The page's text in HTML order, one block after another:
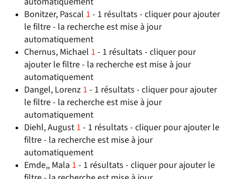
Bonitzer, Pascal 1 - 1 résultats - cliquer pour ajouter
le filtre - la recherche est mise à jour
automatiquement
Chernus, Michael 1 - 1 résultats - cliquer pour
ajouter le filtre - la recherche est mise à jour
automatiquement
Dangel, Lorenz 1 - 1 résultats - cliquer pour ajouter
le filtre - la recherche est mise à jour
automatiquement
Diehl, August 1 - 1 résultats - cliquer pour ajouter le
filtre - la recherche est mise à jour
automatiquement
Emde,, Mala 1 - 1 résultats - cliquer pour ajouter le